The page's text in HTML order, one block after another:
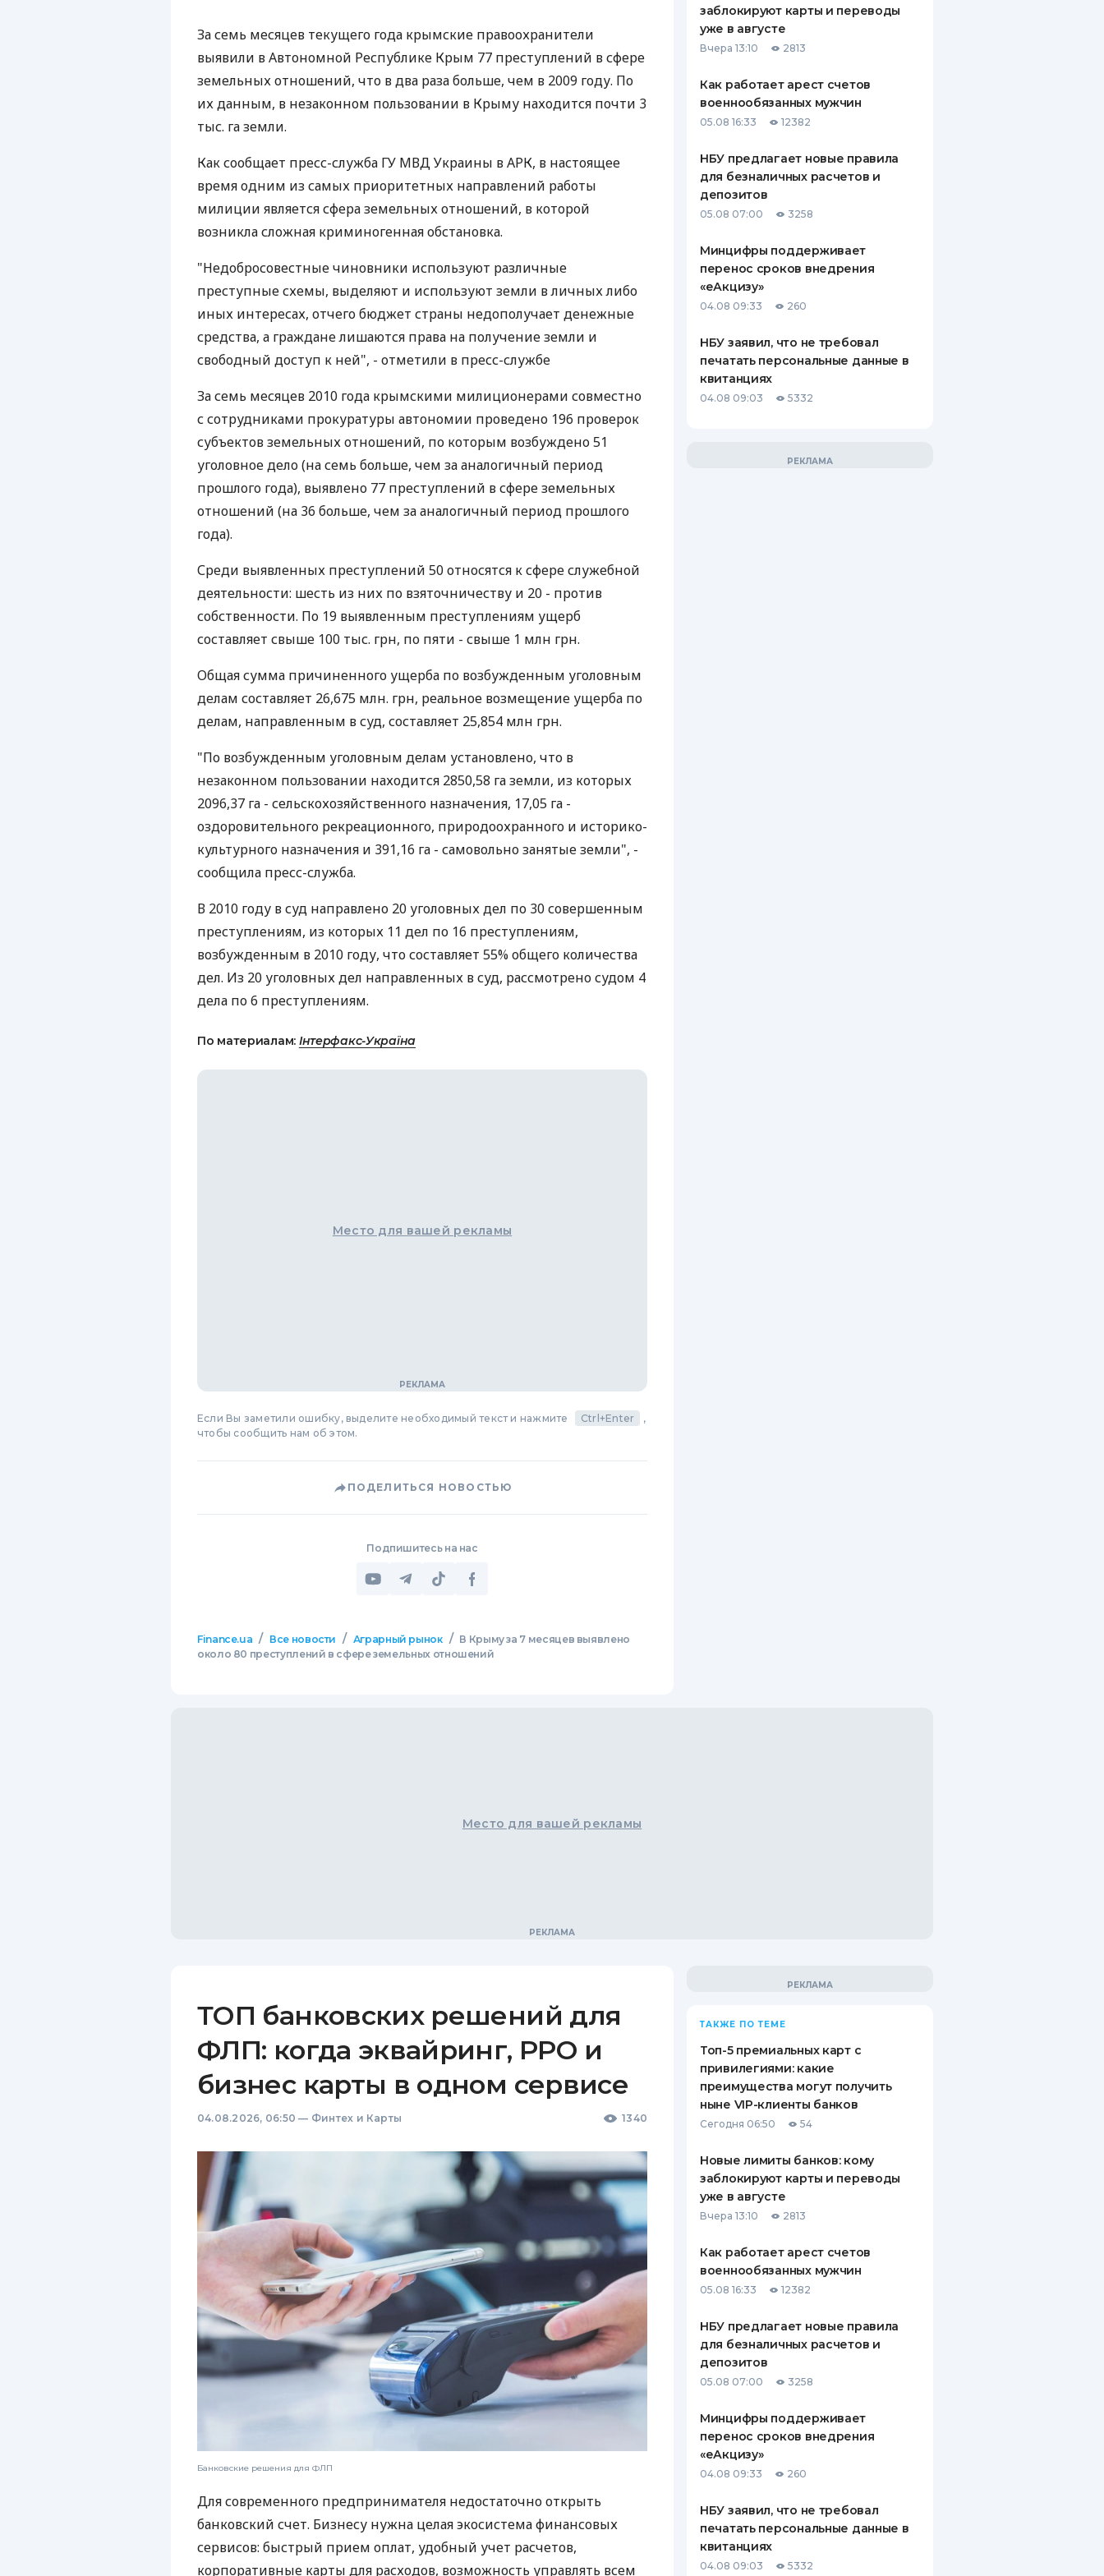
КЕШБЭКА
ПУТЕВОДИТЕЛИ ПО
БАНКОВСКИМ КАРТАМ
ПУТЕВОДИТЕЛИ ПО
СТРАХОВЫЕ КОМПАНИИ
КОМПАНИЯХ
За семь месяцев текущего года крымские правоохранители
выявили в Автономной Республике Крым 77 преступлений в сфере
земельных отношений, что в два раза больше, чем в 2009 году. По
их данным, в незаконном пользовании в Крыму находится почти 3
тыс. га земли.
Как сообщает пресс-служба ГУ МВД Украины в АРК, в настоящее
время одним из самых приоритетных направлений работы
милиции является сфера земельных отношений, в которой
возникла сложная криминогенная обстановка.
"Недобросовестные чиновники используют различные
преступные схемы, выделяют и используют земли в личных либо
иных интересах, отчего бюджет страны недополучает денежные
средства, а граждане лишаются права на получение земли и
свободный доступ к ней", - отметили в пресс-службе
За семь месяцев 2010 года крымскими милиционерами совместно
с сотрудниками прокуратуры автономии проведено 196 проверок
субъектов земельных отношений, по которым возбуждено 51
уголовное дело (на семь больше, чем за аналогичный период
прошлого года), выявлено 77 преступлений в сфере земельных
отношений (на 36 больше, чем за аналогичный период прошлого
года).
Среди выявленных преступлений 50 относятся к сфере служебной
деятельности: шесть из них по взяточничеству и 20 - против
собственности. По 19 выявленным преступлениям ущерб
составляет свыше 100 тыс. грн, по пяти - свыше 1 млн грн.
Общая сумма причиненного ущерба по возбужденным уголовным
делам составляет 26,675 млн. грн, реальное возмещение ущерба по
делам, направленным в суд, составляет 25,854 млн грн.
"По возбужденным уголовным делам установлено, что в
незаконном пользовании находится 2850,58 га земли, из которых
2096,37 га - сельскохозяйственного назначения, 17,05 га -
оздоровительного рекреационного, природоохранного и историко-
культурного назначения и 391,16 га - самовольно занятые земли", -
сообщила пресс-служба.
В 2010 году в суд направлено 20 уголовных дел по 30 совершенным
преступлениям, из которых 11 дел по 16 преступлениям,
возбужденным в 2010 году, что составляет 55% общего количества
дел. Из 20 уголовных дел направленных в суд, рассмотрено судом 4
дела по 6 преступлениям.
По материалам: Інтерфакс-Україна
Место для вашей рекламы
Если Вы заметили ошибку, выделите необходимый текст и нажмите Ctrl+Enter
,
чтобы сообщить нам об этом.
ПОДЕЛИТЬСЯ НОВОСТЬЮ
Подпишитесь на нас
Finance.ua / Все новости / Аграрный рынок / В Крыму за 7 месяцев выявлено
около 80 преступлений в сфере земельных отношений
заблокируют карты и переводы
уже в августе
Вчера 13:10 2813
Как работает арест счетов
военнообязанных мужчин
05.08 16:33 12382
НБУ предлагает новые правила
для безналичных расчетов и
депозитов
05.08 07:00 3258
Минцифры поддерживает
перенос сроков внедрения
«еАкцизу»
04.08 09:33 260
НБУ заявил, что не требовал
печатать персональные данные в
квитанциях
04.08 09:03 5332
Место для вашей рекламы
ТОП банковских решений для
ФЛП: когда эквайринг, РРО и
бизнес карты в одном сервисе
04.08.2026, 06:50 — Финтех и Карты 1340
Банковские решения для ФЛП
Для современного предпринимателя недостаточно открыть
банковский счет. Бизнесу нужна целая экосистема финансовых
сервисов: быстрый прием оплат, удобный учет расчетов,
корпоративные карты для расходов, возможность управлять всем
ТАКЖЕ ПО ТЕМЕ
Топ-5 премиальных карт с
привилегиями: какие
преимущества могут получить
ныне VIP-клиенты банков
Сегодня 06:50 54
Новые лимиты банков: кому
заблокируют карты и переводы
уже в августе
Вчера 13:10 2813
Как работает арест счетов
военнообязанных мужчин
05.08 16:33 12382
НБУ предлагает новые правила
для безналичных расчетов и
депозитов
05.08 07:00 3258
Минцифры поддерживает
перенос сроков внедрения
«еАкцизу»
04.08 09:33 260
НБУ заявил, что не требовал
печатать персональные данные в
квитанциях
04.08 09:03 5332